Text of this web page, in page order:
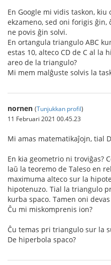
En Google mi vidis taskon,
ekzameno, sed oni forigis
ne povis ĝin solvi.
En ortangula triangulo ABC
estas 10, alteco CD de C al la
areo de la triangulo?
Mi mem malĝuste solvis la
nornen (Tunjukkan profil)
11 Februari 2021 00.45.23
Mi amas matematikaĵojn, tial
En kia geometrio ni troviĝas?
laŭ la teoremo de Taleso en
maximuma alteco sur la
hipotenuzo. Tial la triangulo
kurba spaco. Tamen oni
Ĉu mi miskomprenis ion?
Ĉu temas pri triangulo sur la
De hiperbola spaco?